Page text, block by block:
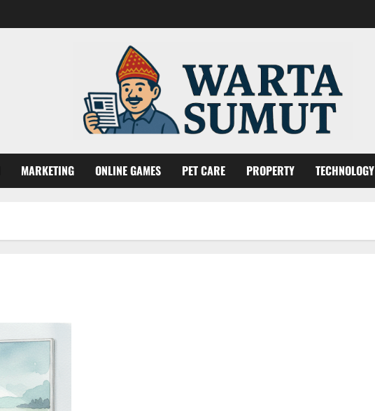
MARKETING ONLINE GAMES PET CARE PROPERTY TECHNOLOGY